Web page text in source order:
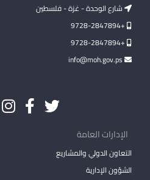
شارع الوحدة - غزة - فلسطين
+9728-2847894
+9728-2847894
الإدارات العامة
التعاون الدولي والمشاريع
الشؤون الإدارية